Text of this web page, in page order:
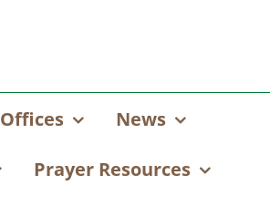
Offices News
Prayer Resources